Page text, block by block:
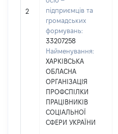
2
підприємців та
громадських
формувань:
33207258
Найменування:
ХАРКІВСЬКА
ОБЛАСНА
ОРГАНІЗАЦІЯ
ПРОФСПІЛКИ
ПРАЦІВНИКІВ
СОЦІАЛЬНОЇ
СФЕРИ УКРАЇНИ